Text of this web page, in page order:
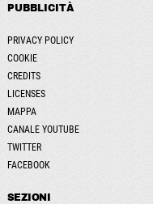
PUBBLICITÀ
PRIVACY POLICY
COOKIE
CREDITS
LICENSES
MAPPA
CANALE YOUTUBE
TWITTER
FACEBOOK
SEZIONI